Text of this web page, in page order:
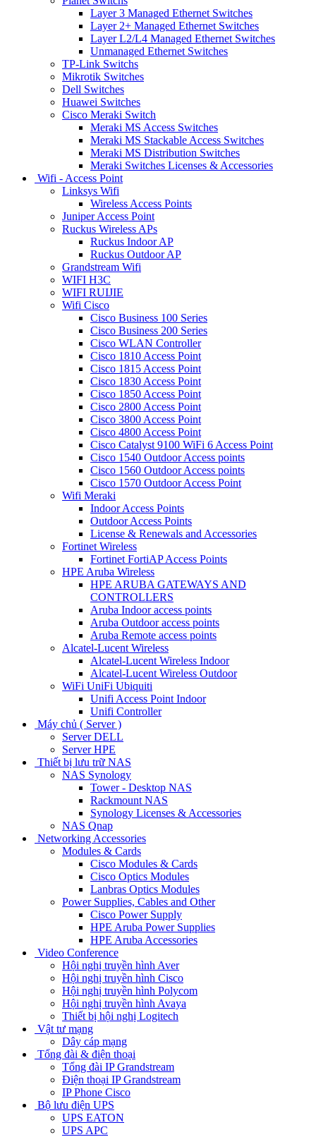
Layer 3 Managed Ethernet Switches
Layer 2+ Managed Ethernet Switches
Layer L2/L4 Managed Ethernet Switches
Unmanaged Ethernet Switches
TP-Link Switchs
Mikrotik Switches
Dell Switches
Huawei Switches
Cisco Meraki Switch
Meraki MS Access Switches
Meraki MS Stackable Access Switches
Meraki MS Distribution Switches
Meraki Switches Licenses & Accessories
Wifi - Access Point
Linksys Wifi
Wireless Access Points
Juniper Access Point
Ruckus Wireless APs
Ruckus Indoor AP
Ruckus Outdoor AP
Grandstream Wifi
WIFI H3C
WIFI RUIJIE
Wifi Cisco
Cisco Business 100 Series
Cisco Business 200 Series
Cisco WLAN Controller
Cisco 1810 Access Point
Cisco 1815 Access Point
Cisco 1830 Access Point
Cisco 1850 Access Point
Cisco 2800 Access Point
Cisco 3800 Access Point
Cisco 4800 Access Point
Cisco Catalyst 9100 WiFi 6 Access Point
Cisco 1540 Outdoor Access points
Cisco 1560 Outdoor Access points
Cisco 1570 Outdoor Access Point
Wifi Meraki
Indoor Access Points
Outdoor Access Points
License & Renewals and Accessories
Fortinet Wireless
Fortinet FortiAP Access Points
HPE Aruba Wireless
HPE ARUBA GATEWAYS AND
CONTROLLERS
Aruba Indoor access points
Aruba Outdoor access points
Aruba Remote access points
Alcatel-Lucent Wireless
Alcatel-Lucent Wireless Indoor
Alcatel-Lucent Wireless Outdoor
WiFi UniFi Ubiquiti
Unifi Access Point Indoor
Unifi Controller
Máy chủ ( Server )
Server DELL
Server HPE
Thiết bị lưu trữ NAS
NAS Synology
Tower - Desktop NAS
Rackmount NAS
Synology Licenses & Accessories
NAS Qnap
Networking Accessories
Modules & Cards
Cisco Modules & Cards
Cisco Optics Modules
Lanbras Optics Modules
Power Supplies, Cables and Other
Cisco Power Supply
HPE Aruba Power Supplies
HPE Aruba Accessories
Video Conference
Hội nghị truyền hình Aver
Hội nghị truyền hình Cisco
Hội nghị truyền hình Polycom
Hội nghị truyền hình Avaya
Thiết bị hội nghị Logitech
Vật tư mạng
Dây cáp mạng
Tổng đài & điện thoại
Tổng đài IP Grandstream
Điện thoại IP Grandstream
IP Phone Cisco
Bộ lưu điện UPS
UPS EATON
UPS APC